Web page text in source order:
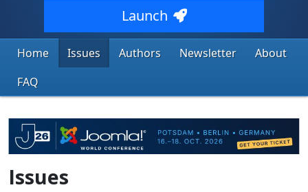
Launch
Home Issues Authors Newsletter
About
FAQ
Issues